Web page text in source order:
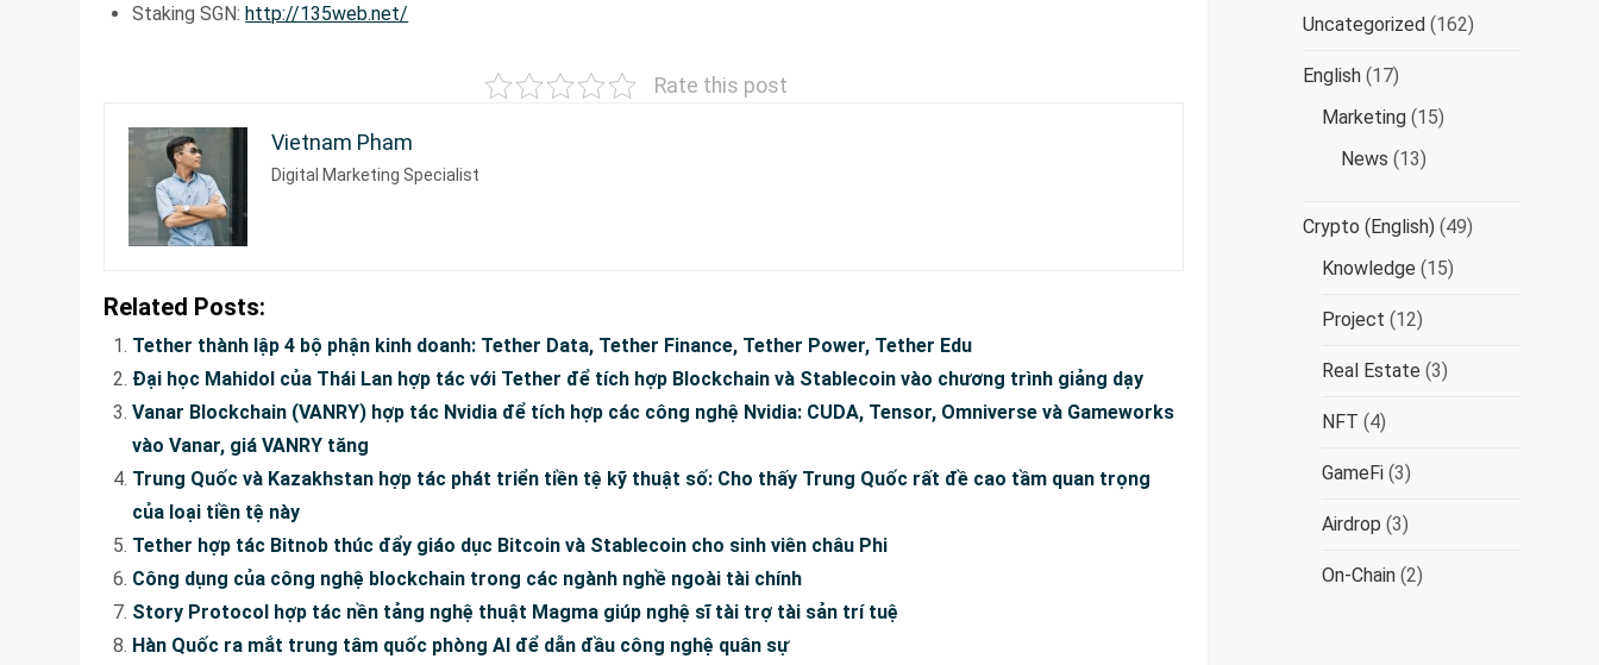
Staking SGN:http://135web.net/
Rate this post
Vietnam Pham
Digital Marketing Specialist
Related Posts:
Tether thành lập 4 bộ phận kinh doanh: Tether Data, Tether Finance, Tether Power, Tether Edu
Đại học Mahidol của Thái Lan hợp tác với Tether để tích hợp Blockchain và Stablecoin vào chương trình giảng dạy
Vanar Blockchain (VANRY) hợp tác Nvidia để tích hợp các công nghệ Nvidia: CUDA, Tensor, Omniverse và Gameworks
vào Vanar, giá VANRY tăng
Trung Quốc và Kazakhstan hợp tác phát triển tiền tệ kỹ thuật số: Cho thấy Trung Quốc rất đề cao tầm quan trọng
của loại tiền tệ này
Tether hợp tác Bitnob thúc đẩy giáo dục Bitcoin và Stablecoin cho sinh viên châu Phi
Công dụng của công nghệ blockchain trong các ngành nghề ngoài tài chính
Story Protocol hợp tác nền tảng nghệ thuật Magma giúp nghệ sĩ tài trợ tài sản trí tuệ
Hàn Quốc ra mắt trung tâm quốc phòng AI để dẫn đầu công nghệ quân sự
Uncategorized (162)
English (17)
Marketing (15)
News (13)
Crypto (English) (49)
Knowledge (15)
Project (12)
Real Estate (3)
NFT (4)
GameFi (3)
Airdrop (3)
On-Chain (2)